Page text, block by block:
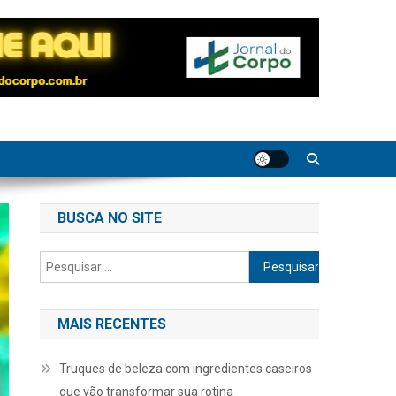
BUSCA NO SITE
Pesquisar
por:
MAIS RECENTES
Truques de beleza com ingredientes caseiros
que vão transformar sua rotina